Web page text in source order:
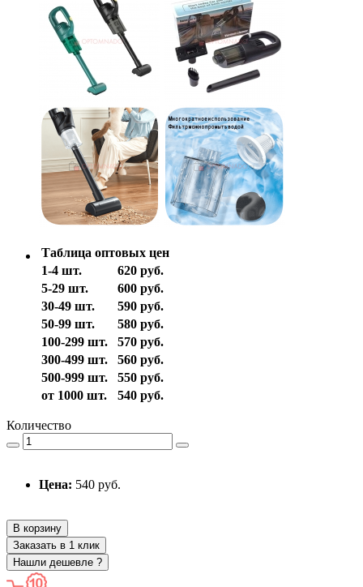
Таблица оптовых цен
1-4 шт.
620 руб.
5-29 шт.
600 руб.
30-49 шт.
590 руб.
50-99 шт.
580 руб.
100-299 шт.
570 руб.
300-499 шт.
560 руб.
500-999 шт.
550 руб.
от 1000 шт.
540 руб.
Количество
Цена: 540 руб.
В корзину
Заказать в 1 клик
Нашли дешевле ?